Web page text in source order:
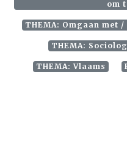
om
THEMA: Omgaan met
THEMA:
THEMA: Vlaams